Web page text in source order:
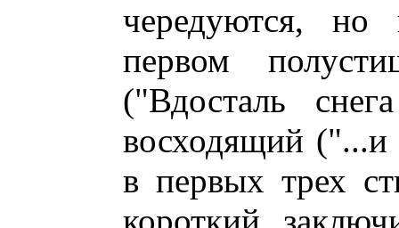
чередуются,
первом
("Вдосталь
восходящий
в первых трех